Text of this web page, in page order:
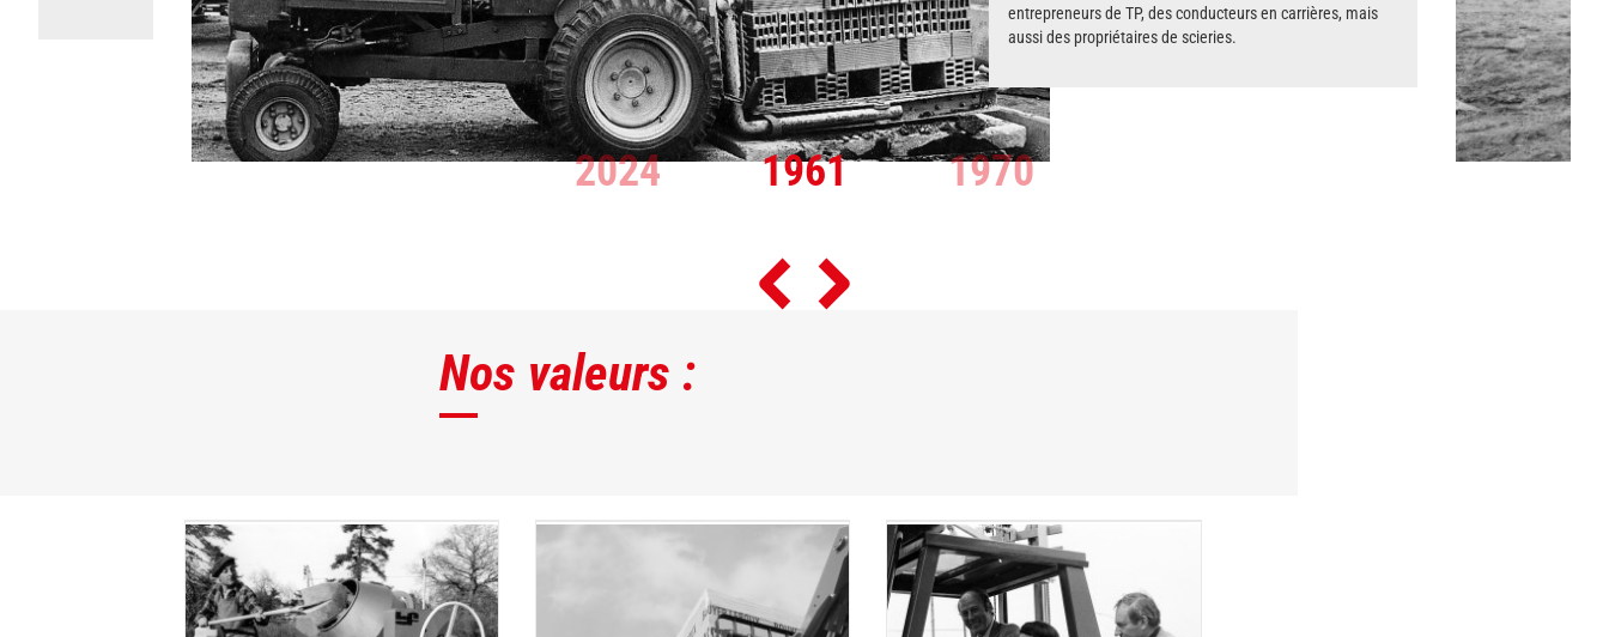
entrepreneurs de TP, des conducteurs en carrières, mais
aussi des propriétaires de scieries.
1961 1970
2024
Nos valeurs :